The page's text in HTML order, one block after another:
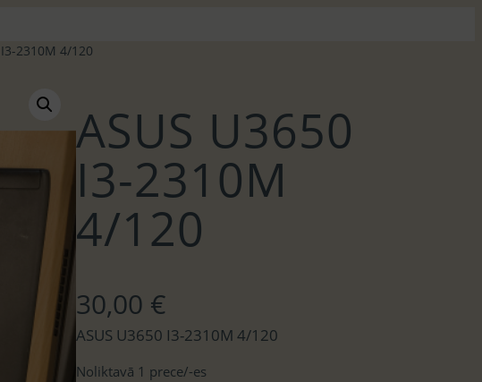
2310M 4/120
ASUS U3650
I3-2310M
4/120
30,00 €
ASUS U3650 I3-2310M 4/120
Noliktavā 1 prece/-es